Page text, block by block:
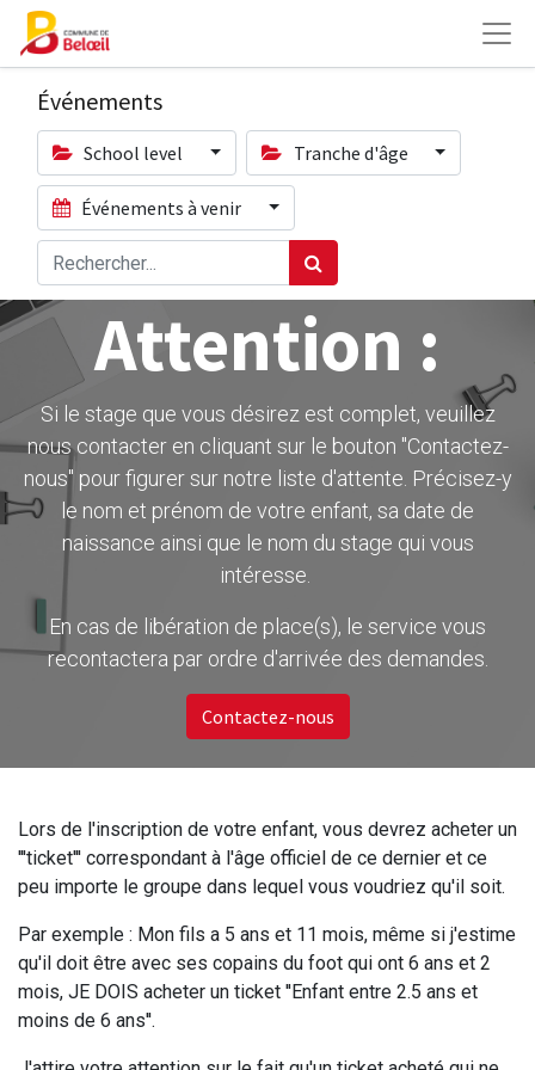
Événements
School level Tranche d'âge
Événements à venir
Attention :
Si le stage que vous désirez est complet, veuillez
nous contacter en cliquant sur le bouton ''Contactez-
nous" pour figurer sur notre liste d'attente. Précisez-y
le nom et prénom de votre enfant, sa date de
naissance ainsi que le nom du stage qui vous
intéresse.
En cas de libération de place(s), le service vous
recontactera par ordre d'arrivée des demandes.
Contactez-nous
Lors de l'inscription de votre enfant, vous devrez acheter un
'''ticket''' correspondant à l'âge officiel de ce dernier et ce
peu importe le groupe dans lequel vous voudriez qu'il soit.
Par exemple : Mon fils a 5 ans et 11 mois, même si j'estime
qu'il doit être avec ses copains du foot qui ont 6 ans et 2
mois, JE DOIS acheter un ticket ''Enfant entre 2.5 ans et
moins de 6 ans''.